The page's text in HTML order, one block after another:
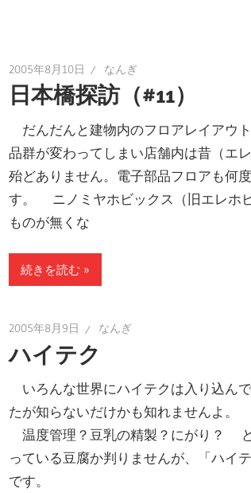
2005年8月10日 なんぎ
日本橋探訪（#11）
だんだんと建物内のフロアレイアウ
品群が変わってしまい店舗内は昔（エ
殆どありません。電子部品フロアも何
す。 ニノミヤホビックス（旧エレ
ものが無くな
続きを読む
2005年8月9日 なんぎ
ハイテク
いろんな世界にハイテクは入り込ん
たが知らないだけかも知れませんよ
温度管理？豆乳の精製？にがり？
っている豆腐か判りませんが、「ハイ
です。